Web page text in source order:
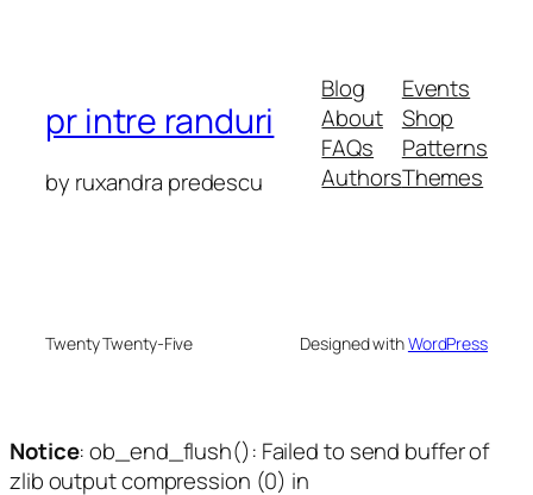
pr intre randuri
by ruxandra predescu
Blog
About
FAQs
Authors
Events
Shop
Patterns
Themes
Twenty Twenty-Five Designed withWordPress
Notice: ob_end_flush(): Failed to send buffer of
zlib output compression (0) in